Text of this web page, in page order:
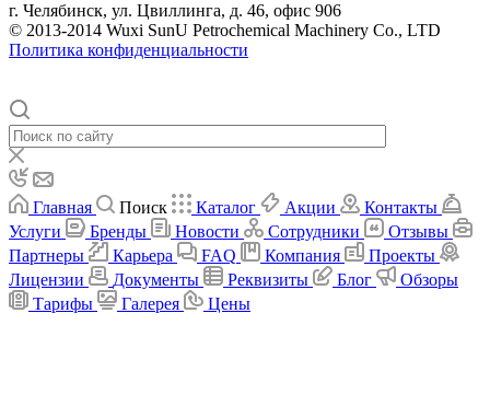
г. Челябинск, ул. Цвиллинга, д. 46, офис 906
© 2013-2014 Wuxi SunU Petrochemical Machinery Co., LTD
Политика конфиденциальности
Главная Поиск Каталог Акции
Контакты
Услуги
Бренды Новости Сотрудники
Отзывы
Партнеры
Карьера FAQ Компания
Проекты
Лицензии
Документы Реквизиты Блог
Обзоры
Тарифы
Галерея Цены